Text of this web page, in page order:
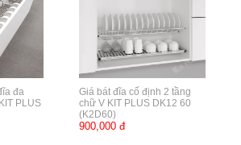
đa
PLUS
Giá bát đĩa cố định 2 tầng
chữ V KIT PLUS DK12 60
(K2D60)
900,000 đ